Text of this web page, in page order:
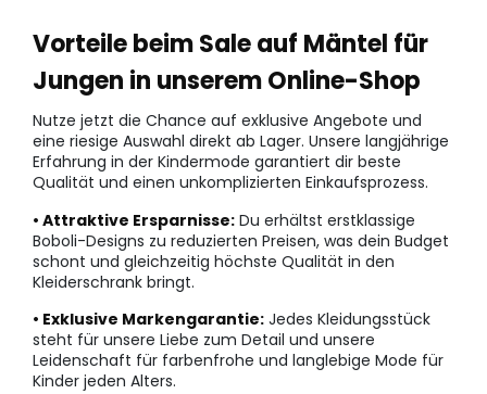
Vorteile beim Sale auf Mäntel für
Jungen in unserem Online-Shop
Nutze jetzt die Chance auf exklusive Angebote und
eine riesige Auswahl direkt ab Lager. Unsere langjährige
Erfahrung in der Kindermode garantiert dir beste
Qualität und einen unkomplizierten Einkaufsprozess.
• Attraktive Ersparnisse: Du erhältst erstklassige
Boboli-Designs zu reduzierten Preisen, was dein Budget
schont und gleichzeitig höchste Qualität in den
Kleiderschrank bringt.
• Exklusive Markengarantie: Jedes Kleidungsstück
steht für unsere Liebe zum Detail und unsere
Leidenschaft für farbenfrohe und langlebige Mode für
Kinder jeden Alters.